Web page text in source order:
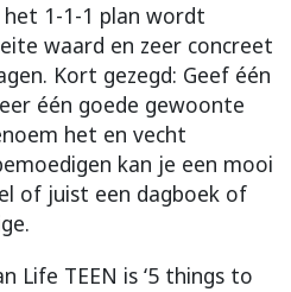
1-1-1 plan wordt
waard en zeer concreet
Kort gezegd: Geef één
één goede gewoonte
het en vecht
kan je een mooi
of juist een dagboek of
Life TEEN is ‘5 things to